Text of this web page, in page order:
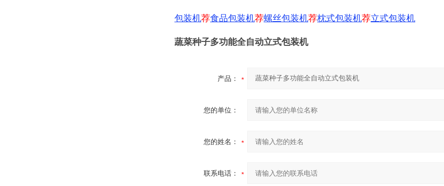
包装机荐食品包装机荐螺丝包装机荐枕式包装机荐立式包装机
蔬菜种子多功能全自动立式包装机
产品：
您的单位：
您的姓名：
联系电话：